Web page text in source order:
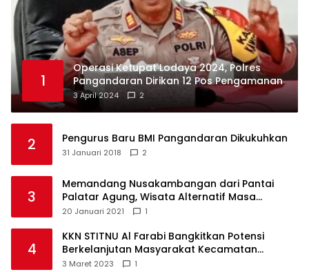
1
Operasi Ketupat Lodaya 2024, Polres
Pangandaran Dirikan 12 Pos Pengamanan
3 April 2024 2
2 Pengurus Baru BMI Pangandaran Dikukuhkan
31 Januari 2018 2
3
Memandang Nusakambangan dari Pantai
Palatar Agung, Wisata Alternatif Masa
Pandemi
20 Januari 2021 1
4
KKN STITNU Al Farabi Bangkitkan Potensi
Berkelanjutan Masyarakat Kecamatan
Langkaplancar
3 Maret 2023 1